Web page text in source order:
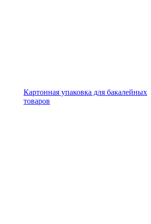
Картонная упаковка для бакалейных
товаров